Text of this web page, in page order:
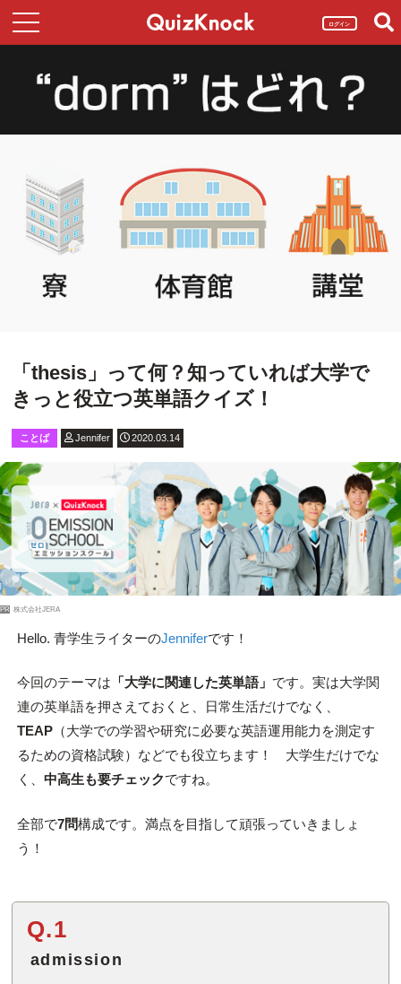
ログイン
「thesis」って何？知っていれば大学で
きっと役立つ英単語クイズ！
ことば Jennifer 2020.03.14
PR 株式会社JERA
Hello. 青学生ライターのJenniferです！
今回のテーマは 「大学に関連した英単語」 です。実は大学関
連の英単語を押さえておくと、日常生活だけでなく、
TEAP（大学での学習や研究に必要な英語運用能力を測定す
るための資格試験）などでも役立ちます！ 大学生だけでな
く、 中高生も要チェックですね。
全部で7問構成です。満点を目指して頑張っていきましょ
う！
Q.1
admission